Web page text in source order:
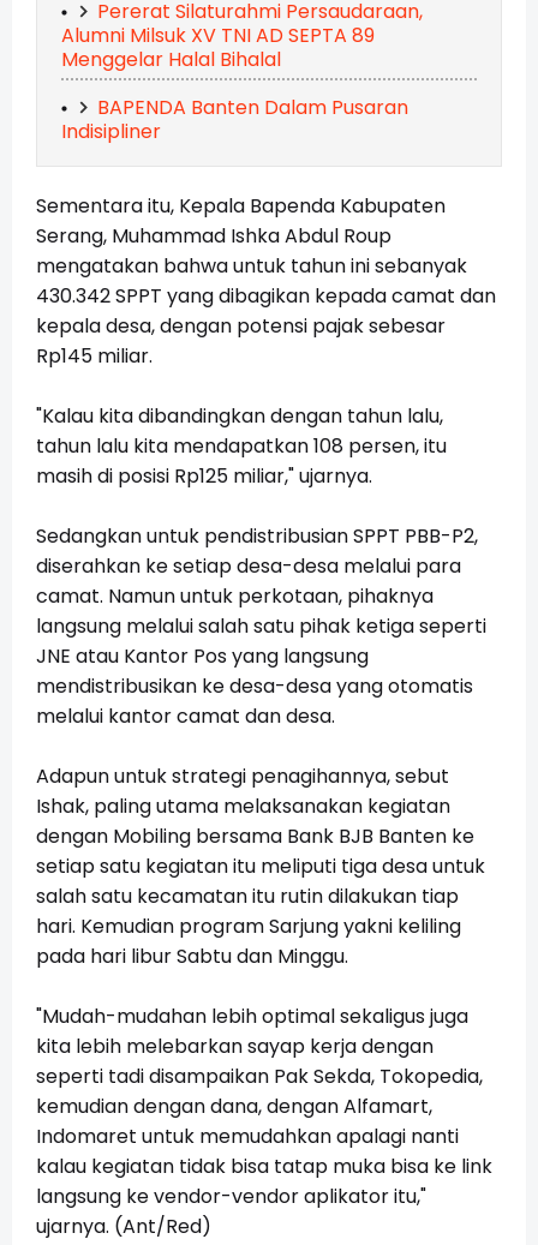
Pererat Silaturahmi Persaudaraan,
Alumni Milsuk XV TNI AD SEPTA 89
Menggelar Halal Bihalal
BAPENDA Banten Dalam Pusaran
Indisipliner
Sementara itu, Kepala Bapenda Kabupaten
Serang, Muhammad Ishka Abdul Roup
mengatakan bahwa untuk tahun ini sebanyak
430.342 SPPT yang dibagikan kepada camat dan
kepala desa, dengan potensi pajak sebesar
Rp145 miliar.
"Kalau kita dibandingkan dengan tahun lalu,
tahun lalu kita mendapatkan 108 persen, itu
masih di posisi Rp125 miliar," ujarnya.
Sedangkan untuk pendistribusian SPPT PBB-P2,
diserahkan ke setiap desa-desa melalui para
camat. Namun untuk perkotaan, pihaknya
langsung melalui salah satu pihak ketiga seperti
JNE atau Kantor Pos yang langsung
mendistribusikan ke desa-desa yang otomatis
melalui kantor camat dan desa.
Adapun untuk strategi penagihannya, sebut
Ishak, paling utama melaksanakan kegiatan
dengan Mobiling bersama Bank BJB Banten ke
setiap satu kegiatan itu meliputi tiga desa untuk
salah satu kecamatan itu rutin dilakukan tiap
hari. Kemudian program Sarjung yakni keliling
pada hari libur Sabtu dan Minggu.
"Mudah-mudahan lebih optimal sekaligus juga
kita lebih melebarkan sayap kerja dengan
seperti tadi disampaikan Pak Sekda, Tokopedia,
kemudian dengan dana, dengan Alfamart,
Indomaret untuk memudahkan apalagi nanti
kalau kegiatan tidak bisa tatap muka bisa ke link
langsung ke vendor-vendor aplikator itu,"
ujarnya. (Ant/Red)